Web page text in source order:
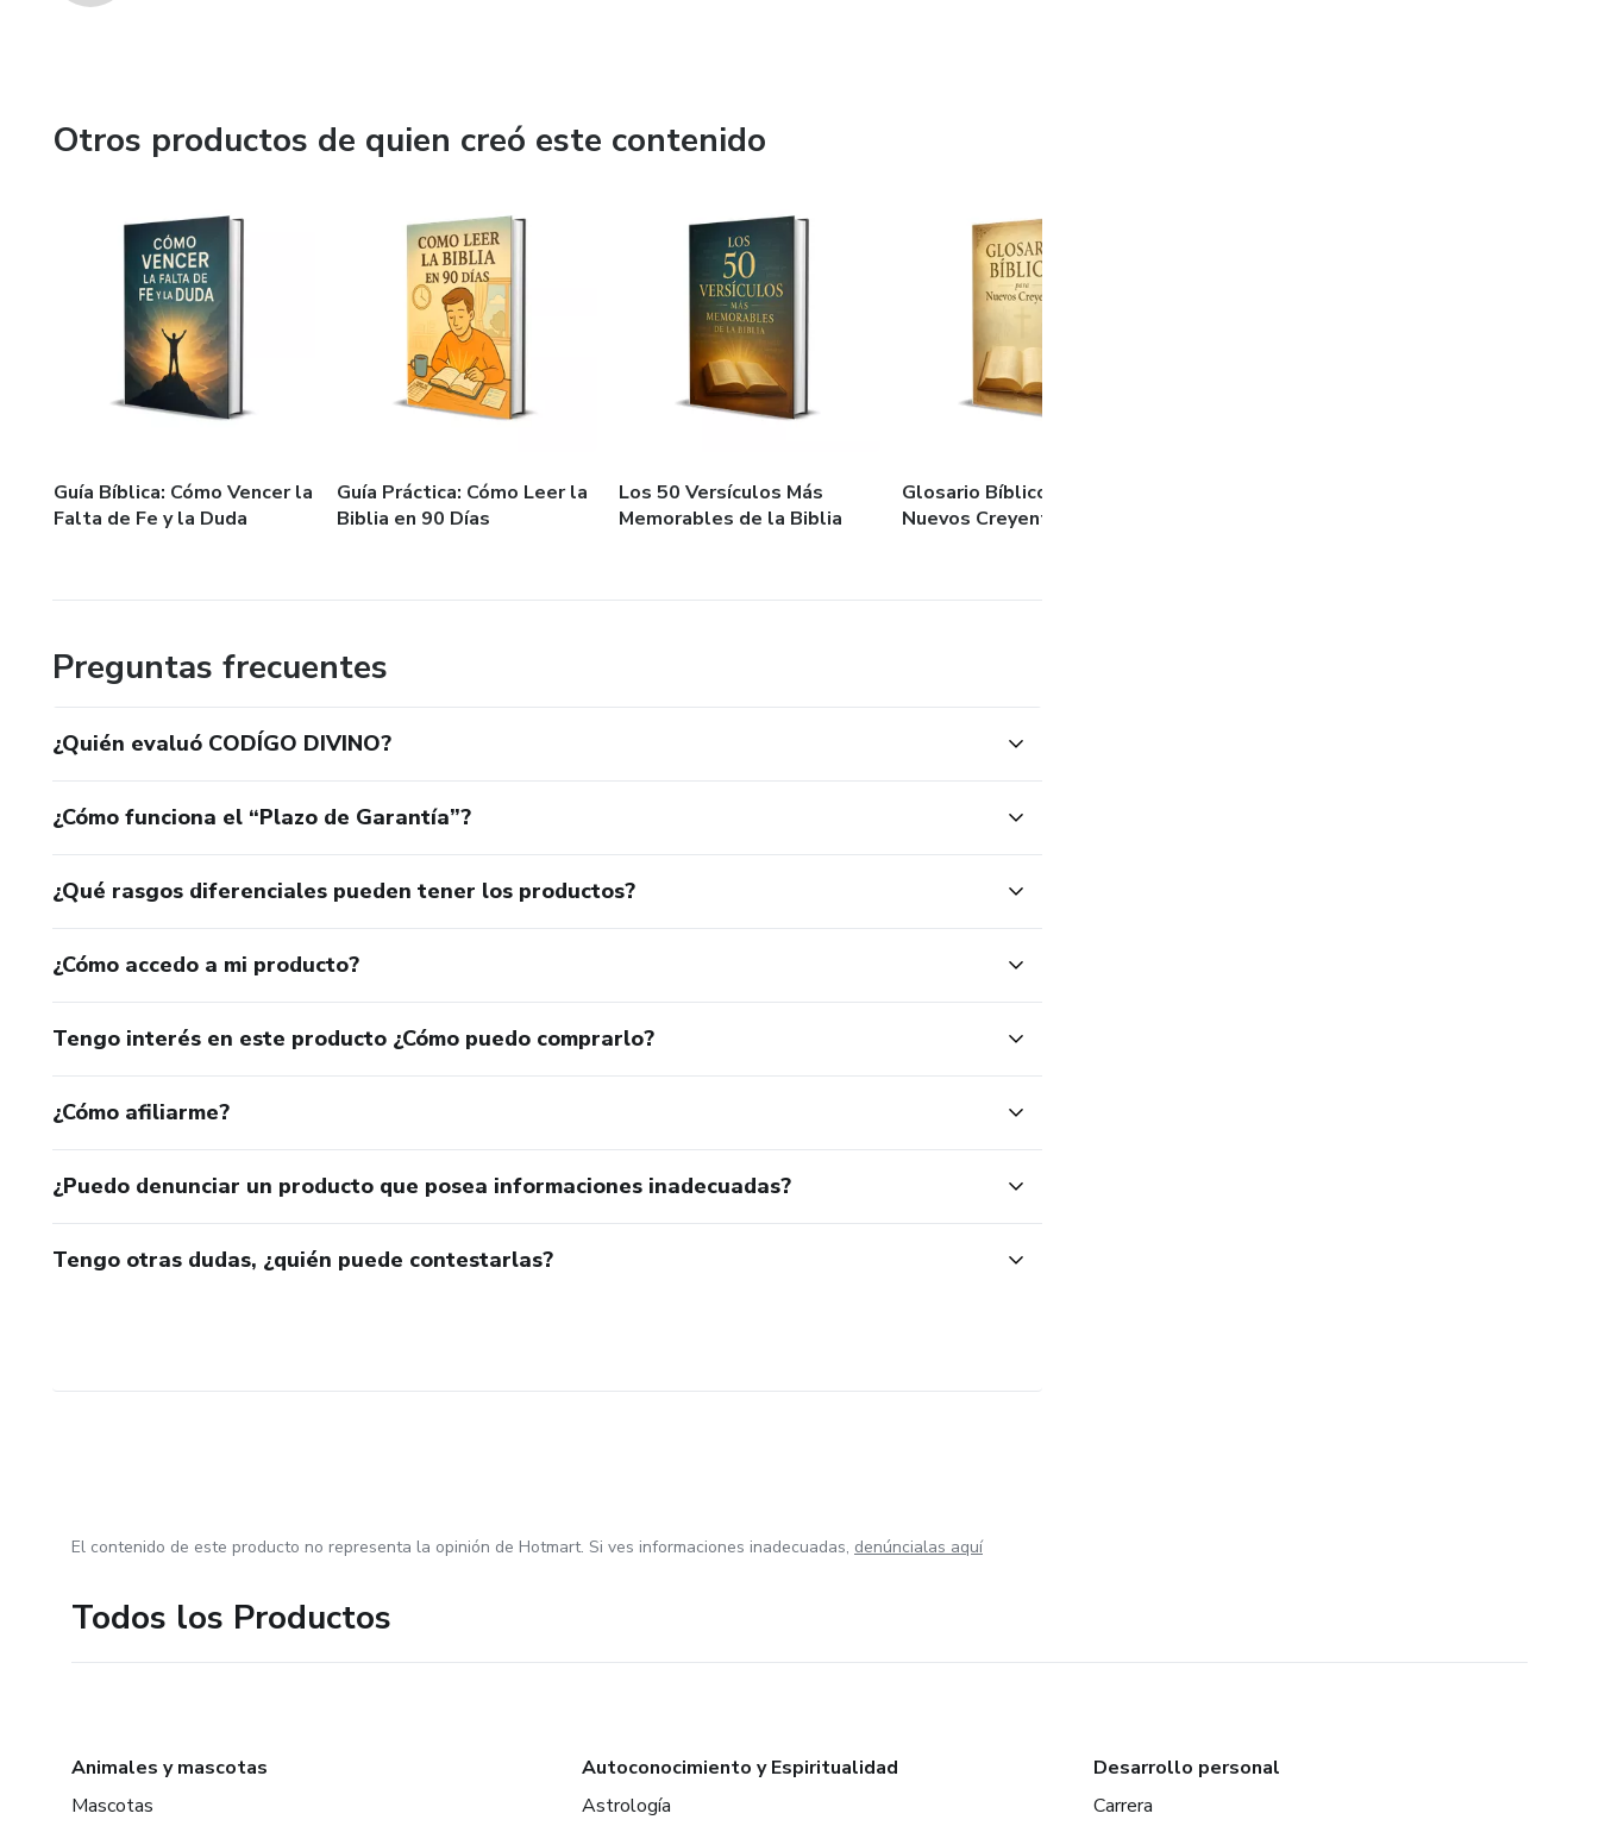
Otros productos de quien creó este contenido
Guía Bíblica: Cómo Vencer la
Falta de Fe y la Duda
Guía Práctica: Cómo Leer la
Biblia en 90 Días
Los 50 Versículos Más
Memorables de la Biblia
Glosario Bíblico para
Nuevos Creyentes
Preguntas frecuentes
¿Quién evaluó CODÍGO DIVINO?
¿Cómo funciona el “Plazo de Garantía”?
¿Qué rasgos diferenciales pueden tener los productos?
¿Cómo accedo a mi producto?
Tengo interés en este producto ¿Cómo puedo comprarlo?
¿Cómo afiliarme?
¿Puedo denunciar un producto que posea informaciones inadecuadas?
Tengo otras dudas, ¿quién puede contestarlas?
El contenido de este producto no representa la opinión de Hotmart. Si ves informaciones inadecuadas, denúncialas aquí
Todos los Productos
Animales y mascotas
Mascotas
Autoconocimiento y Espiritualidad
Astrología
Desarrollo personal
Carrera